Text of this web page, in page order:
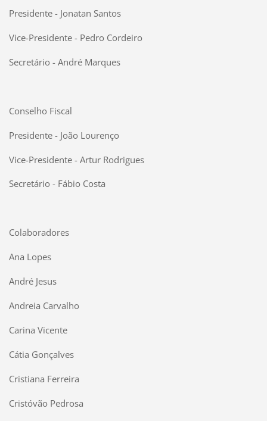
Presidente - Jonatan Santos
Vice-Presidente - Pedro Cordeiro
Secretário - André Marques
Conselho Fiscal
Presidente - João Lourenço
Vice-Presidente - Artur Rodrigues
Secretário - Fábio Costa
Colaboradores
Ana Lopes
André Jesus
Andreia Carvalho
Carina Vicente
Cátia Gonçalves
Cristiana Ferreira
Cristóvão Pedrosa